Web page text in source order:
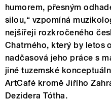
humorem, přesným
silou,“ vzpomíná
nejšířeji rozkročeného
Chatrného, který by letos
nadčasová jeho práce s
jiné tuzemské
ArtCafé kromě Jiřího
Dezidera Tótha.